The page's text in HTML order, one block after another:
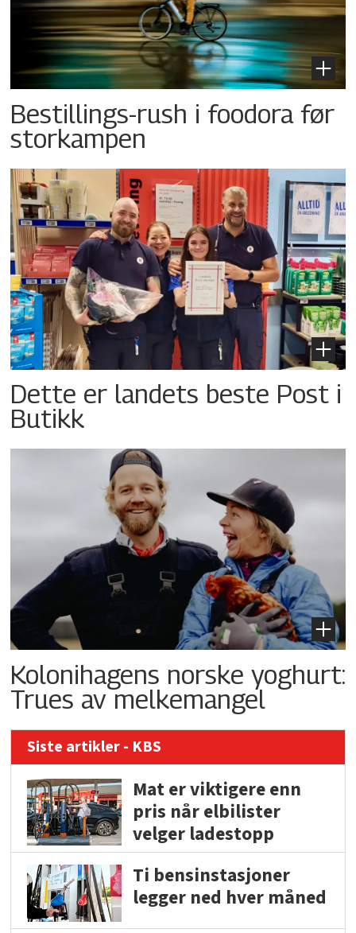
Bestillings-rush i foodora før
storkampen
Dette er landets beste Post i
Butikk
Kolonihagens norske yoghurt:
Trues av melkemangel
Siste artikler - KBS
Mat er viktigere enn
pris når elbilister
velger ladestopp
Ti bensinstasjoner
legger ned hver måned